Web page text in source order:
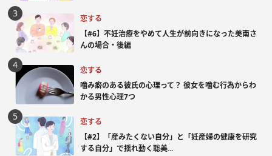
恋する
【#6】不妊治療をやめて人生が前向きになった美南さ
んの場合・後編
恋する
噛み癖のある彼氏の心理って？ 彼女を噛む行為からわ
かる男性心理7つ
恋する
【#2】「産みたくない自分」と「妊産婦の健康を研究
する自分」で揺れ動く聡美...